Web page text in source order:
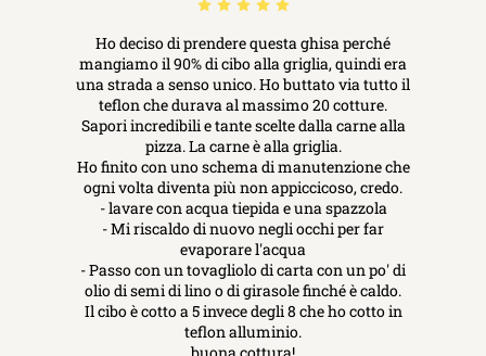
Ho deciso di prendere questa ghisa perché
mangiamo il 90% di cibo alla griglia, quindi era
una strada a senso unico. Ho buttato via tutto il
teflon che durava al massimo 20 cotture.
Sapori incredibili e tante scelte dalla carne alla
pizza. La carne è alla griglia.
Ho finito con uno schema di manutenzione che
ogni volta diventa più non appiccicoso, credo.
- lavare con acqua tiepida e una spazzola
- Mi riscaldo di nuovo negli occhi per far
evaporare l'acqua
- Passo con un tovagliolo di carta con un po' di
olio di semi di lino o di girasole finché è caldo.
Il cibo è cotto a 5 invece degli 8 che ho cotto in
teflon alluminio.